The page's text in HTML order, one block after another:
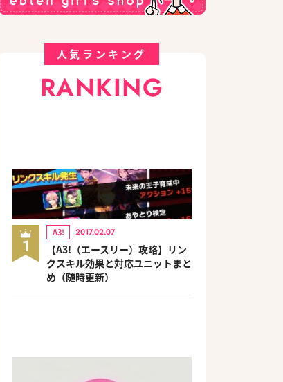
人気ランキング
RANKING
1
A3! 2017.02.07
【A3!（エースリー）攻略】リン
クスキル効果と対応ユニットまと
め（随時更新）